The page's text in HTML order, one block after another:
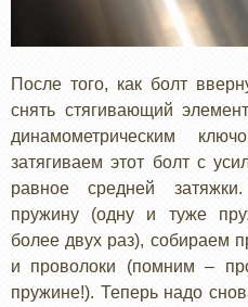
После того, как болт
снять стягивающий
динамометрическим
затягиваем этот болт с
равное средней
пружину (одну и туже
более двух раз), собираем
и проволоки (помним –
пружине!). Теперь надо